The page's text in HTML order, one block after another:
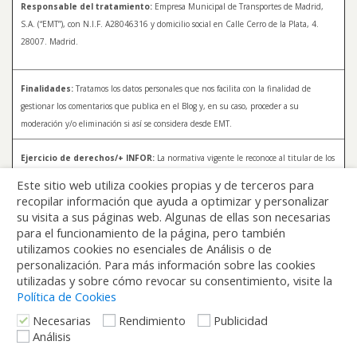
Responsable del tratamiento: Empresa Municipal de Transportes de Madrid,
S.A. (“EMT”), con N.I.F. A28046316 y domicilio social en Calle Cerro de la Plata, 4.
28007. Madrid.
Finalidades: Tratamos los datos personales que nos facilita con la finalidad de
gestionar los comentarios que publica en el Blog y, en su caso, proceder a su
moderación y/o eliminación si así se considera desde EMT.
Ejercicio de derechos/+ INFOR: La normativa vigente le reconoce al titular de los
rectificar y a solicitar la supresión de sus datos. Para más información sobre el
tratamiento de sus datos y la forma en que puede ejercer sus derechos, consulte la
Política de Privacidad de Blog EMT, disponible en:
blog.emtmadrid.es/politica-de-
privacidad
Este sitio web utiliza cookies propias y de terceros para
recopilar información que ayuda a optimizar y personalizar
su visita a sus páginas web. Algunas de ellas son necesarias
para el funcionamiento de la página, pero también
utilizamos cookies no esenciales de Análisis o de
personalización. Para más información sobre las cookies
utilizadas y sobre cómo revocar su consentimiento, visite la
Política de Cookies
Necesarias
Rendimiento
Publicidad
Análisis